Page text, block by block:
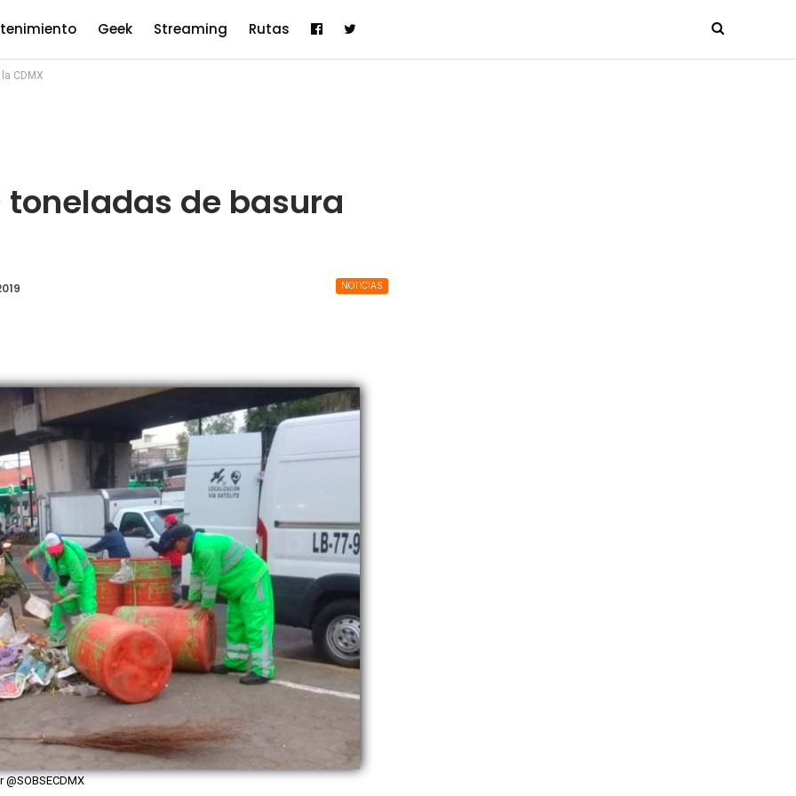
Geek Streaming Rutas
CDMX
toneladas de basura
NOTICIAS
@SOBSECDMX